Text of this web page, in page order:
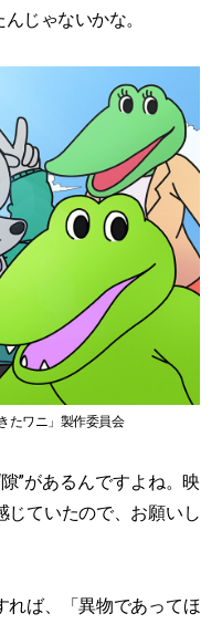
じゃないかな。
たワニ」製作委員会
”があるんですよね。映
じていたので、お願いし
れば、「異物であってほ